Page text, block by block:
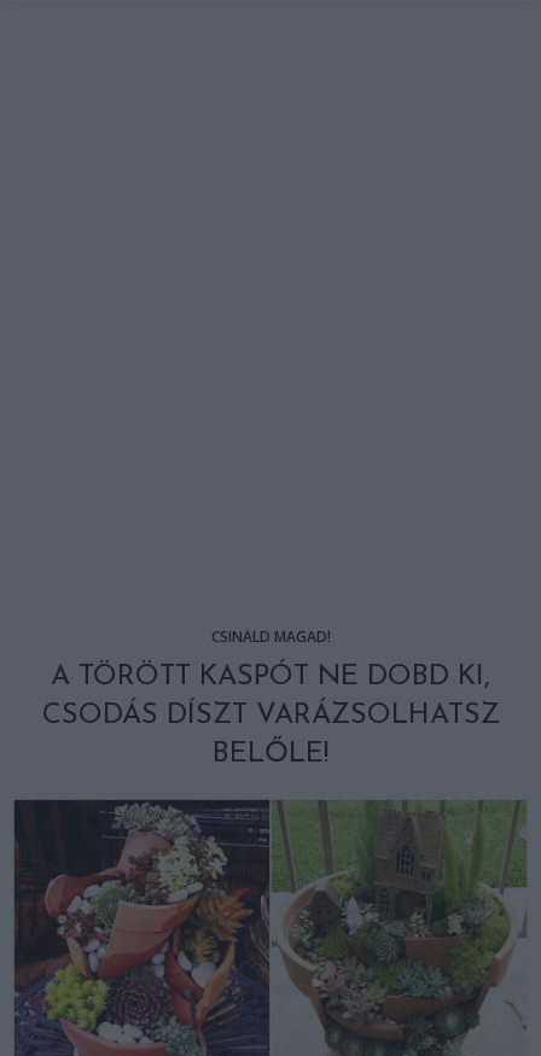
CSINÁLD MAGAD!
A TÖRÖTT KASPÓT NE DOBD KI,
CSODÁS DÍSZT VARÁZSOLHATSZ
BELŐLE!